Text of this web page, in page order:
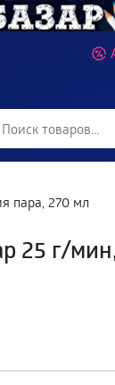
пара, 270 мл
25 г/